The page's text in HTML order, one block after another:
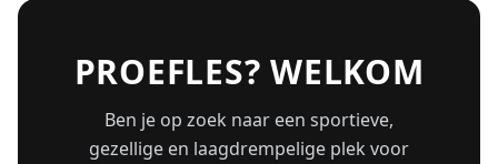
PROEFLES? WELKOM
Ben je op zoek naar een sportieve,
gezellige en laagdrempelige plek voor